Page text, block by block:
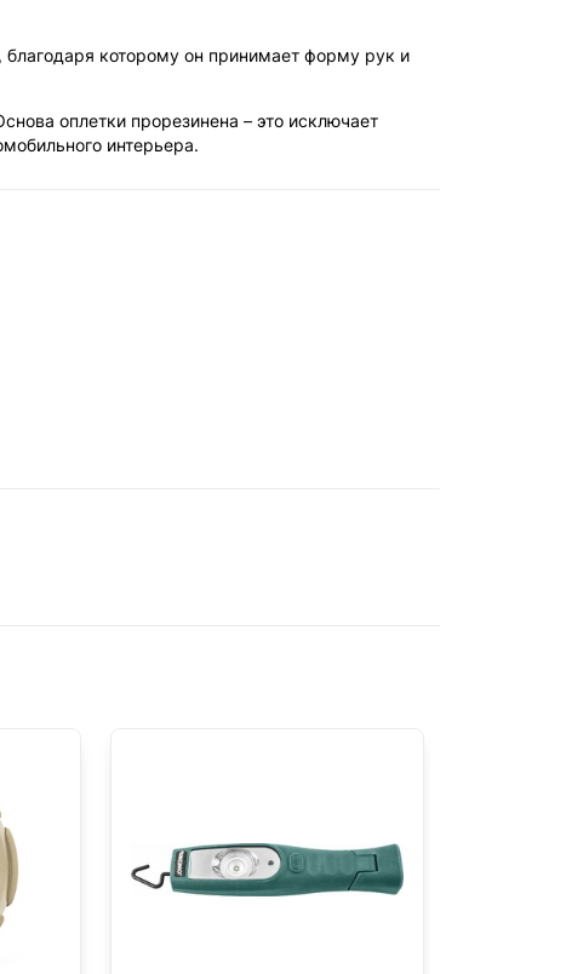
которому он принимает форму рук и
оплетки прорезинена – это исключает
интерьера.